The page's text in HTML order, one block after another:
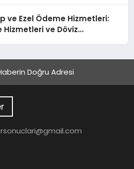
ve Ezel Ödeme Hizmetleri:
Hizmetleri ve Döviz
Doğru Adresi